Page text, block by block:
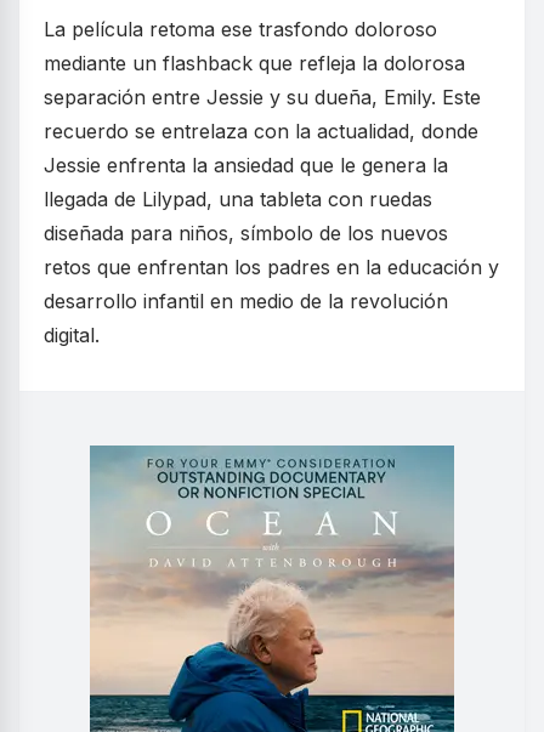
La película retoma ese trasfondo doloroso
mediante un flashback que refleja la dolorosa
separación entre Jessie y su dueña, Emily. Este
recuerdo se entrelaza con la actualidad, donde
Jessie enfrenta la ansiedad que le genera la
llegada de Lilypad, una tableta con ruedas
diseñada para niños, símbolo de los nuevos
retos que enfrentan los padres en la educación y
desarrollo infantil en medio de la revolución
digital.